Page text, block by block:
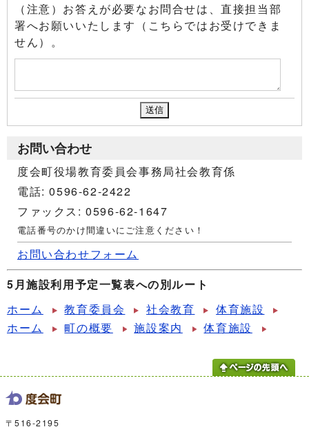
（注意）お答えが必要なお問合せは、直接担当部
署へお願いいたします（こちらではお受けできま
せん）。
お問い合わせ
度会町役場教育委員会事務局社会教育係
電話: 0596-62-2422
ファックス: 0596-62-1647
電話番号のかけ間違いにご注意ください！
お問い合わせフォーム
5月施設利用予定一覧表への別ルート
ホーム
教育委員会 社会教育
体育施設
ホーム
町の概要 施設案内 体育施設
〒516-2195